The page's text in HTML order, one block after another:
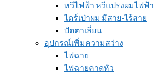
หวีไฟฟ้า หวีแปรงผมไฟฟ้า
ไดร์เป่าผม มีสาย-ไร้สาย
ปัตตาเลี่ยน
อุปกรณ์เพิ่มความสว่าง
ไฟฉาย
ไฟฉายคาดหัว